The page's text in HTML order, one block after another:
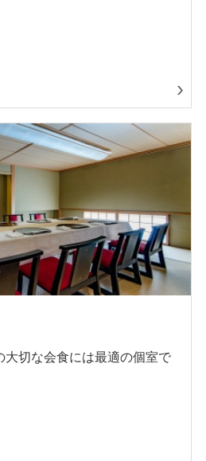
大切な会食には最適の個室で